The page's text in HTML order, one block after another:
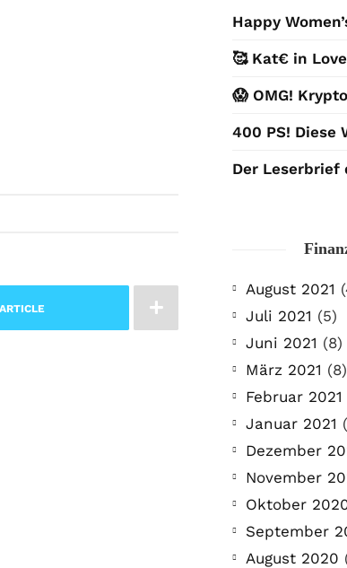
Happy
🥰 Kat€ in
😱 OMG!
400 PS! Diese
Der Leserbrief
August 2021
Juli 2021 (5)
Juni 2021 (8)
März 2021 (8)
Februar 2021
Januar 2021
Dezember
November
Oktober
September
August 2020